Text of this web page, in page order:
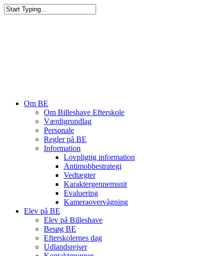
Om BE
Om Billeshave Efterskole
Værdigrundlag
Personale
Regler på BE
Information
Lovpligtig information
Antimobbestrategi
Vedtægter
Karaktergennemsnit
Evaluering
Kameraovervågning
Elev på BE
Elev på Billeshave
Besøg BE
Efterskolernes dag
Udlandsrejser